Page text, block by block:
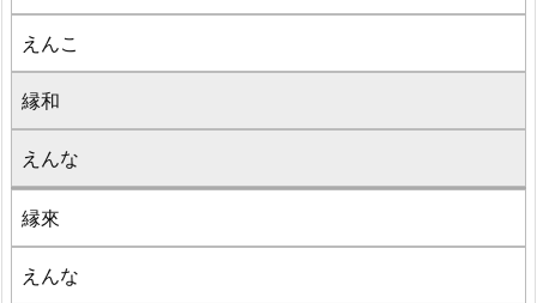
えんこ
縁和
えんな
縁來
えんな